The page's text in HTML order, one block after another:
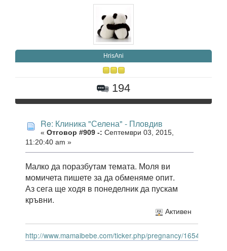
HrisAni
194
Re: Клиника "Селена" - Пловдив
« Отговор #909 -: Септември 03, 2015,
11:20:40 am »
Малко да поразбутам темата. Моля ви
момичета пишете за да обменяме опит.
Аз сега ще ходя в понеделник да пускам
кръвни.
Активен
http://www.mamaibebe.com/ticker.php/pregnancy/165414.gif